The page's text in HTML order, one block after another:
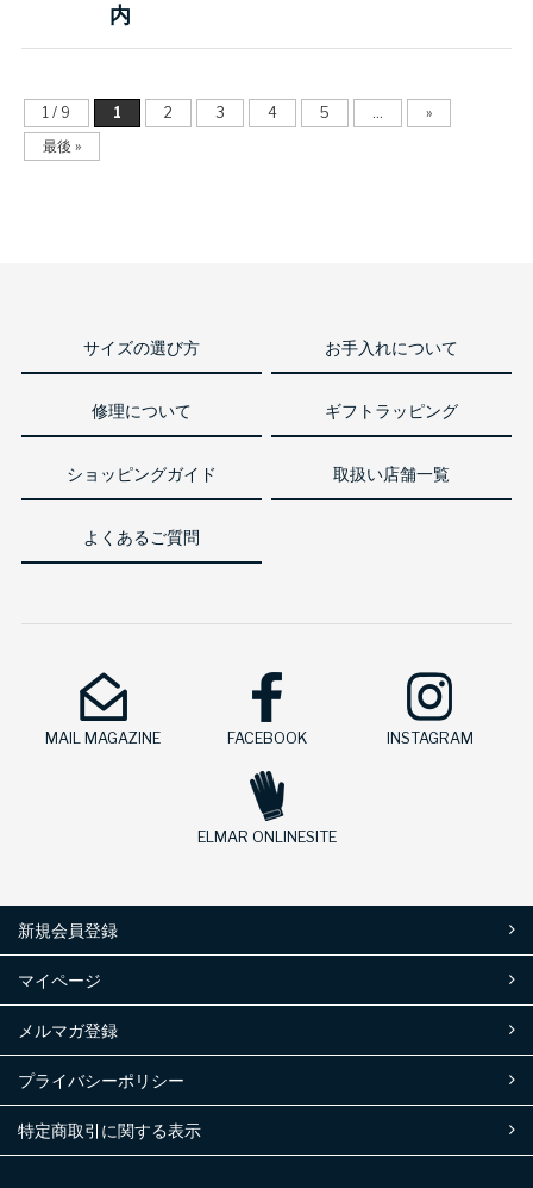
内
1 / 9 1 2 3 4 5 ...
»
最後 »
サイズの選び方 お手入れについて
修理について ギフトラッピング
ショッピングガイド 取扱い店舗一覧
よくあるご質問
MAIL MAGAZINE FACEBOOK INSTAGRAM
ELMAR ONLINESITE
新規会員登録
マイページ
メルマガ登録
プライバシーポリシー
特定商取引に関する表示